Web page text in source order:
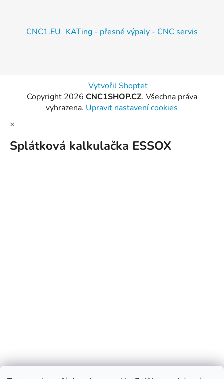
CNC1.EU KATing - přesné výpaly - CNC servis
Vytvořil Shoptet
Copyright 2026 CNC1SHOP.CZ. Všechna práva
vyhrazena. Upravit nastavení cookies
×
Splátková kalkulačka ESSOX